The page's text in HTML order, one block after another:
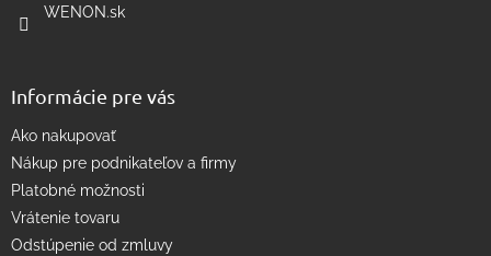
WENON.sk
Informácie pre vás
Ako nakupovať
Nákup pre podnikateľov a firmy
Platobné možnosti
Vrátenie tovaru
Odstúpenie od zmluvy